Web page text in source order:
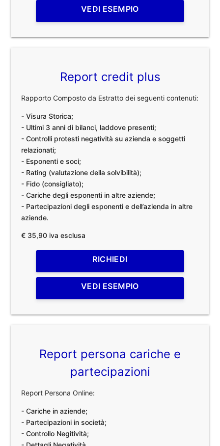
VEDI ESEMPIO
Report credit plus
Rapporto Composto da Estratto dei seguenti contenuti:
- Visura Storica;
- Ultimi 3 anni di bilanci, laddove presenti;
- Controlli protesti negatività su azienda e soggetti
relazionati;
- Esponenti e soci;
- Rating (valutazione della solvibilità);
- Fido (consigliato);
- Cariche degli esponenti in altre aziende;
- Partecipazioni degli esponenti e dell’azienda in altre
aziende.
€ 35,90 iva esclusa
RICHIEDI
VEDI ESEMPIO
Report persona cariche e
partecipazioni
Report Persona Online:
- Cariche in aziende;
- Partecipazioni in società;
- Controllo Negitività;